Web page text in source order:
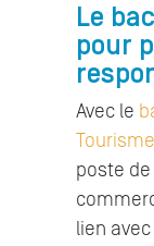
Le
pour
Avec le
Tourisme
poste
lien